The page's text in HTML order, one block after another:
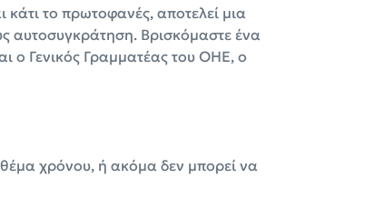
το πρωτοφανές, αποτελεί μια
αυτοσυγκράτηση. Βρισκόμαστε ένα
ο Γενικός Γραμματέας του ΟΗΕ, ο
θέμα χρόνου, ή ακόμα δεν μπορεί να